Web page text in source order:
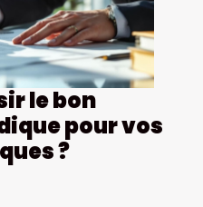
le bon
pour vos
?